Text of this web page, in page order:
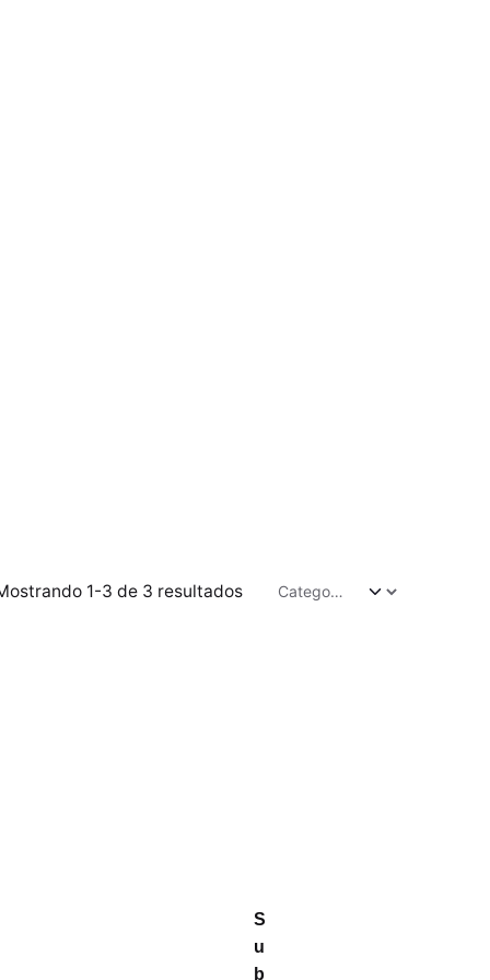
1-3 de 3 resultados
S
u
b